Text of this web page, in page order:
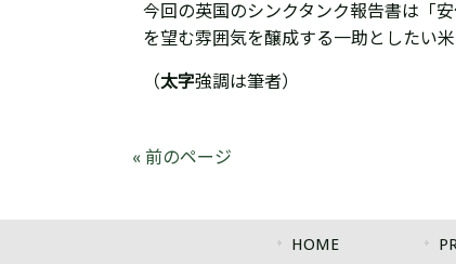
今回の英国のシンクタンク報告書は「
を望む雰囲気を醸成する一助としたい
（太字強調は筆者）
« 前のページ
HOME